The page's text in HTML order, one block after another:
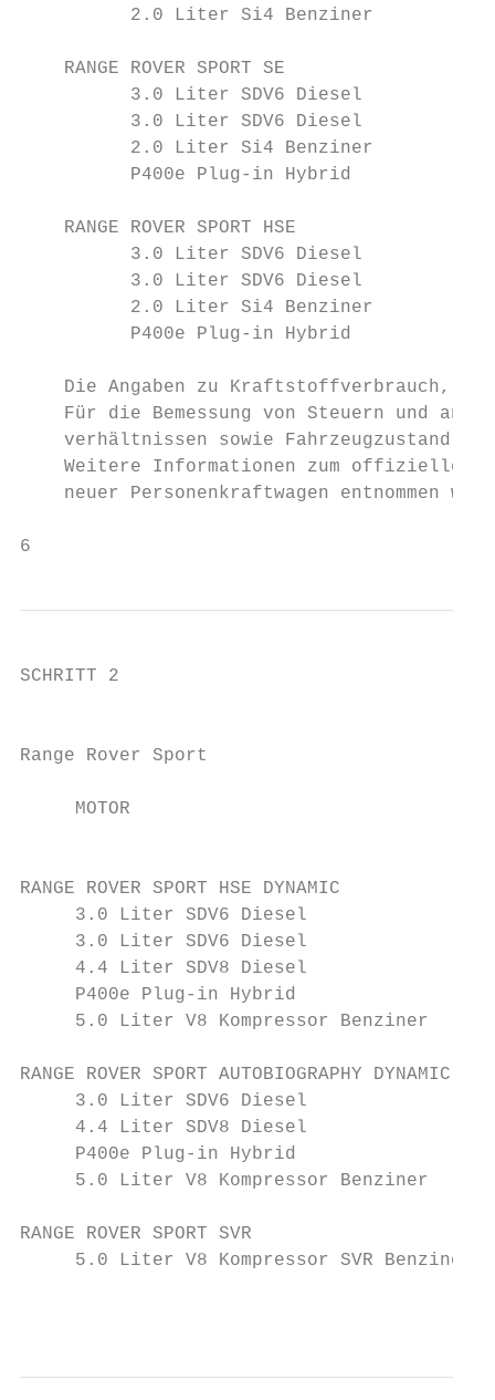
2.0 Liter Si4 Benziner
    RANGE ROVER SPORT SE
3.0 Liter SDV6 Diesel
3.0 Liter SDV6 Diesel
2.0 Liter Si4 Benziner
P400e Plug-in Hybrid
    RANGE ROVER SPORT HSE
3.0 Liter SDV6 Diesel
3.0 Liter SDV6 Diesel
2.0 Liter Si4 Benziner
P400e Plug-in Hybrid
Die Angaben zu Kraftstoffverbrauch,
Für die Bemessung von Steuern und
verhältnissen sowie Fahrzeugzustand
Weitere Informationen zum offiziellen
neuer Personenkraftwagen entnommen
6
SCHRITT 2
Range Rover Sport
MOTOR
RANGE ROVER SPORT HSE DYNAMIC
3.0 Liter SDV6 Diesel
3.0 Liter SDV6 Diesel
4.4 Liter SDV8 Diesel
P400e Plug-in Hybrid
5.0 Liter V8 Kompressor Benziner
RANGE ROVER SPORT AUTOBIOGRAPHY DYNAMIC
3.0 Liter SDV6 Diesel
4.4 Liter SDV8 Diesel
P400e Plug-in Hybrid
5.0 Liter V8 Kompressor Benziner
RANGE ROVER SPORT SVR
5.0 Liter V8 Kompressor SVR Benziner